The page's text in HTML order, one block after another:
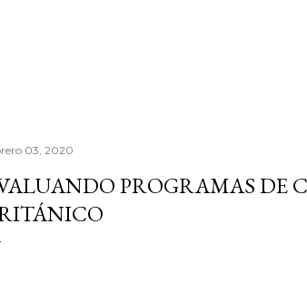
03, 2020
PROGRAMAS DE